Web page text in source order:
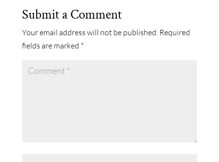
Submit a Comment
Your email address will not be published. Required
fields are marked *